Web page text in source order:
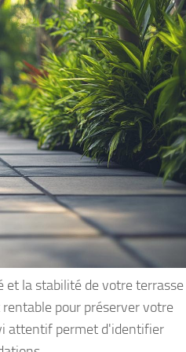
et la stabilité de votre terrasse
pour préserver votre
attentif permet d'identifier